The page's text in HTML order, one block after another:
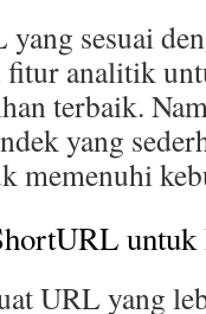
sesuai
analitik
terbaik.
yang
memenuhi
URL yang